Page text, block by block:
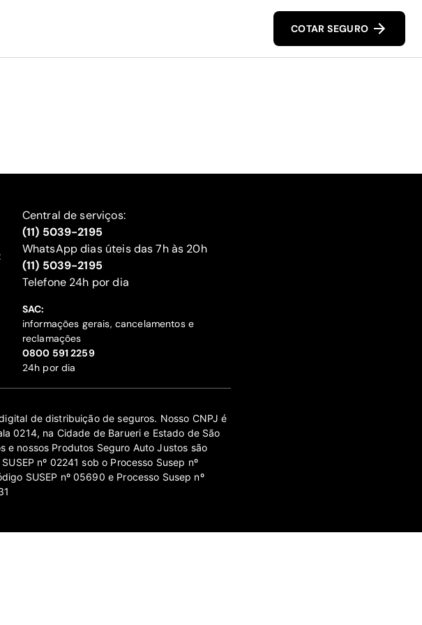
COTAR SEGURO
Central de serviços:
(11) 5039-2195
WhatsApp dias úteis das 7h às 20h
(11) 5039-2195
‍Telefone 24h por dia
SAC:
informações gerais, cancelamentos e
reclamações
‍0800 591 2259
24h por dia
de distribuição de seguros. Nosso CNPJ é
0214, na Cidade de Barueri e Estado de São
e nossos Produtos Seguro Auto Justos são
nº 02241 sob o Processo Susep nº
SUSEP nº 05690 e Processo Susep nº